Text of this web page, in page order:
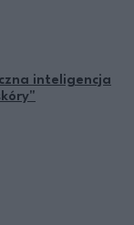
inteligencja